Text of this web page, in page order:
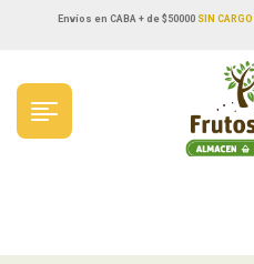
Envíos en CABA + de $50000SIN CARGO